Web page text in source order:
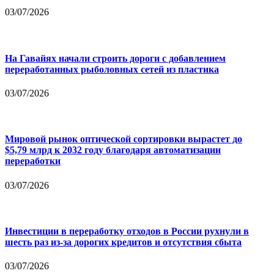
03/07/2026
На Гавайях начали строить дороги с добавлением
переработанных рыболовных сетей из пластика
03/07/2026
Мировой рынок оптической сортировки вырастет до
$5,79 млрд к 2032 году благодаря автоматизации
переработки
03/07/2026
Инвестиции в переработку отходов в России рухнули в
шесть раз из-за дорогих кредитов и отсутствия сбыта
03/07/2026